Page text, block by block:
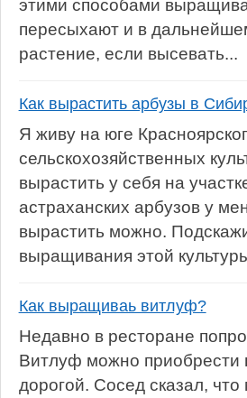
этими способами
пересыхают и в
растение, если высевать...
Как вырастить арбузы в
Я живу на юге
сельскохозяйственных
вырастить у себя на
астраханских арбузов у
вырастить можно.
выращивания этой
Как выращиваь витлуф?
Недавно в ресторане
Витлуф можно приобрести
дорогой. Сосед сказал,